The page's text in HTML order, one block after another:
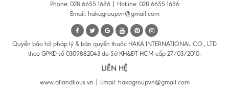
Phone: 028.6655.1686 | Hotline: 028.6655.1686
Email: hakagroupvn@gmail.com
Quyền bảo hộ pháp lý & bản quyền thuộc HAKA INTERNATIONAL CO., LTD
theo GPKD số 0309882043 do Sở KH&ĐT HCM cấp 27/03/2010.
LIÊN HỆ
www.allandlious.vn | Email: hakagroupvn@gmail.com